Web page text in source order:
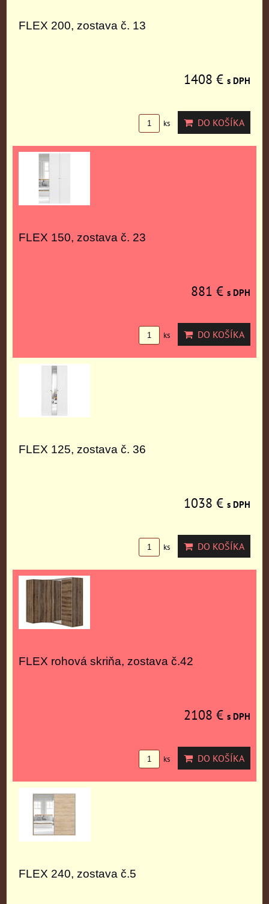
FLEX 200, zostava č. 13
1408 € s DPH
ks DO KOŠÍKA
FLEX 150, zostava č. 23
881 € s DPH
ks DO KOŠÍKA
FLEX 125, zostava č. 36
1038 € s DPH
ks DO KOŠÍKA
FLEX rohová skriňa, zostava č.42
2108 € s DPH
ks DO KOŠÍKA
FLEX 240, zostava č.5